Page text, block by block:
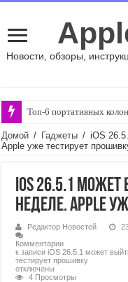
Новости, обзоры,
Топ-6 портативных
Домой / Гаджеты / iOS
Apple уже тестирует
iOS 26.5.1
неделе. Apple
Редактор Новостей
Комментарии
к записи iOS 26.5.1 может
тестирует прошивку
отключены
4 Просмотры